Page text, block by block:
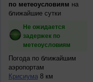
по метеоусловиям на
ближайшие сутки
Не ожидается
задержек по
метеоусловиям
Погода по ближайшим
аэропортам
Крисиума8 км